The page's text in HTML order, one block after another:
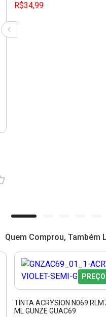
R$34,99
Quem Comprou, Também
TINTA ACRYSION N069
ML GUNZE GUAC69